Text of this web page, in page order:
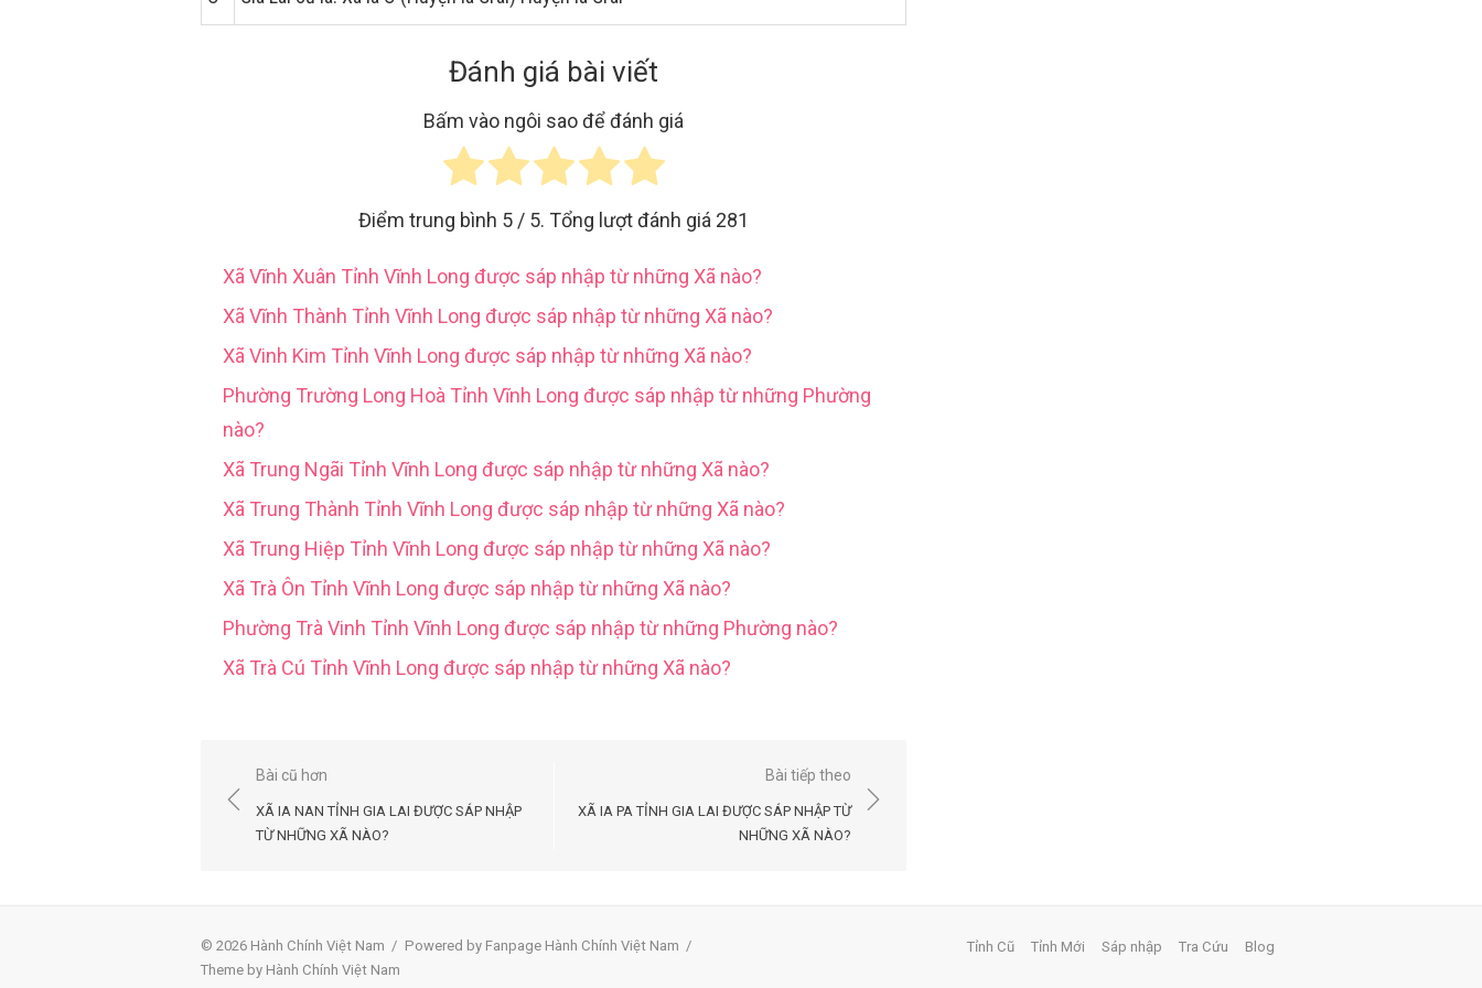
Đánh giá bài viết
Bấm vào ngôi sao để đánh giá
Điểm trung bình 5 / 5. Tổng lượt đánh giá 281
Xã Vĩnh Xuân Tỉnh Vĩnh Long được sáp nhập từ những Xã nào?
Xã Vĩnh Thành Tỉnh Vĩnh Long được sáp nhập từ những Xã nào?
Xã Vinh Kim Tỉnh Vĩnh Long được sáp nhập từ những Xã nào?
Phường Trường Long Hoà Tỉnh Vĩnh Long được sáp nhập từ những Phường
nào?
Xã Trung Ngãi Tỉnh Vĩnh Long được sáp nhập từ những Xã nào?
Xã Trung Thành Tỉnh Vĩnh Long được sáp nhập từ những Xã nào?
Xã Trung Hiệp Tỉnh Vĩnh Long được sáp nhập từ những Xã nào?
Xã Trà Ôn Tỉnh Vĩnh Long được sáp nhập từ những Xã nào?
Phường Trà Vinh Tỉnh Vĩnh Long được sáp nhập từ những Phường nào?
Xã Trà Cú Tỉnh Vĩnh Long được sáp nhập từ những Xã nào?
Điều
hướng
bài
Bài cũ hơn
XÃ IA NAN TỈNH GIA LAI ĐƯỢC SÁP NHẬP
TỪ NHỮNG XÃ NÀO?
Bài tiếp theo
XÃ IA PA TỈNH GIA LAI ĐƯỢC SÁP NHẬP TỪ
NHỮNG XÃ NÀO?
© 2026 Hành Chính Việt Nam / Powered by Fanpage Hành Chính Việt Nam /
Theme by Hành Chính Việt Nam
Tỉnh Cũ Tỉnh Mới Sáp nhập Tra Cứu Blog